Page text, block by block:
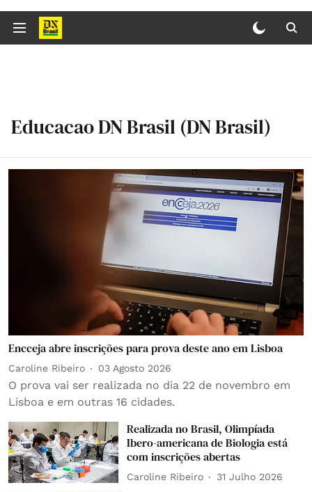
Educacao DN Brasil (DN Brasil)
Encceja abre inscrições para prova deste ano em Lisboa
Caroline Ribeiro 03 Agosto 2026
O prova vai ser realizada no dia 22 de novembro em
Lisboa e em outras 16 cidades.
Realizada no Brasil, Olimpíada
Ibero-americana de Biologia está
com inscrições abertas
Caroline Ribeiro 31 Julho 2026